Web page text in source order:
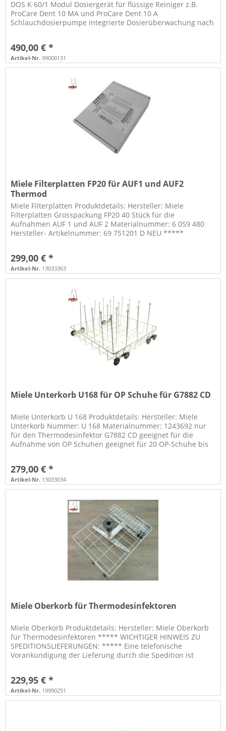
DOS K 60/1 Modul Dosiergerät für flüssige Reiniger z.B.
ProCare Dent 10 MA und ProCare Dent 10 A
Schlauchdosierpumpe integrierte Dosierüberwachung nach
490,00 € *
Artikel-Nr. 99000131
Miele Filterplatten FP20 für AUF1 und AUF2
Thermod
Miele Filterplatten Produktdetails: Hersteller: Miele
Filterplatten Grosspackung FP20 40 Stück für die
Aufnahmen AUF 1 und AUF 2 Materialnummer: 6 059 480
Hersteller- Artikelnummer: 69 751201 D NEU *****
299,00 € *
Artikel-Nr. 13033363
Miele Unterkorb U168 für OP Schuhe für G7882 CD
Miele Unterkorb U 168 Produktdetails: Hersteller: Miele
Unterkorb Nummer: U 168 Materialnummer: 1243692 nur
für den Thermodesinfektor G7882 CD geeignet für die
Aufnahme von OP Schuhen geeignet für 20 OP-Schuhe bis
279,00 € *
Artikel-Nr. 13033034
Miele Oberkorb für Thermodesinfektoren
Miele Oberkorb Produktdetails: Hersteller: Miele Oberkorb
für Thermodesinfektoren ***** WICHTIGER HINWEIS ZU
SPEDITIONSLIEFERUNGEN: ***** Eine telefonische
Vorankündigung der Lieferung durch die Spedition ist
229,95 € *
Artikel-Nr. 19990251